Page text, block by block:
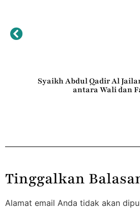
Syaikh Abdul Qadir Al
antara Wali dan
Tinggalkan
Alamat email Anda tidak akan